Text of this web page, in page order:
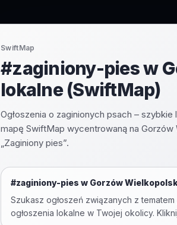
SwiftMap
#zaginiony-pies w
lokalne (SwiftMap)
Ogłoszenia o zaginionych psach –
mapę SwiftMap wycentrowaną na
„Zaginiony pies”.
#zaginiony-pies w Gorzów
Szukasz ogłoszeń związanych z tematem „
ogłoszenia lokalne w Twojej okolicy.